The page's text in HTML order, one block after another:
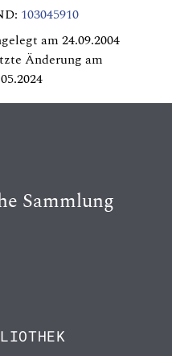
103045910
am 24.09.2004
Änderung am
Sammlung